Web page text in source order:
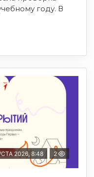
году. В
2026, 8:48 2